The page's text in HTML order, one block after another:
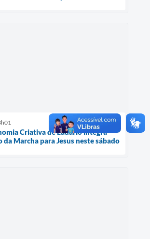
Criativa de Ladário integra
da Marcha para Jesus neste sábado